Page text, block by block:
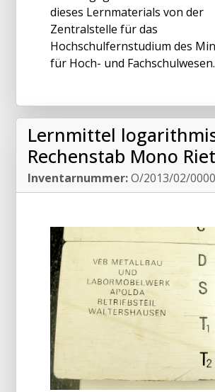
dieses Lernmaterials von der
Zentralstelle für das
Hochschulfernstudium des
für Hoch- und Fachschulwesen.
Lernmittel
Rechenstab Mono
Inventarnummer:O/2013/02/